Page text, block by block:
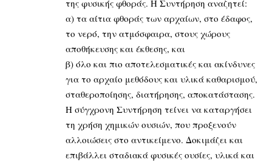
της φυσικής φθοράς. Η Συντήρηση αναζητεί:
α) τα αίτια φθοράς των αρχαίων, στο έδαφος,
το νερό, την ατμόσφαιρα, στους χώρους
αποθήκευσης και έκθεσης, και
β) όλο και πιο αποτελεσματικές και ακίνδυνες
για το αρχαίο μεθόδους και υλικά καθαρισμού,
σταθεροποίησης, διατήρησης, αποκατάστασης.
Η σύγχρονη Συντήρηση τείνει να καταργήσει
τη χρήση χημικών ουσιών, που προξενούν
αλλοιώσεις στο αντικείμενο. Δοκιμάζει και
επιβάλλει σταδιακά φυσικές ουσίες, υλικά και